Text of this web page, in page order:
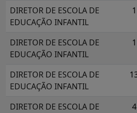
DIRETOR DE ESCOLA DE
EDUCAÇÃO INFANTIL
1
DIRETOR DE ESCOLA DE
EDUCAÇÃO INFANTIL
1
DIRETOR DE ESCOLA DE
EDUCAÇÃO INFANTIL
DIRETOR DE ESCOLA DE
4